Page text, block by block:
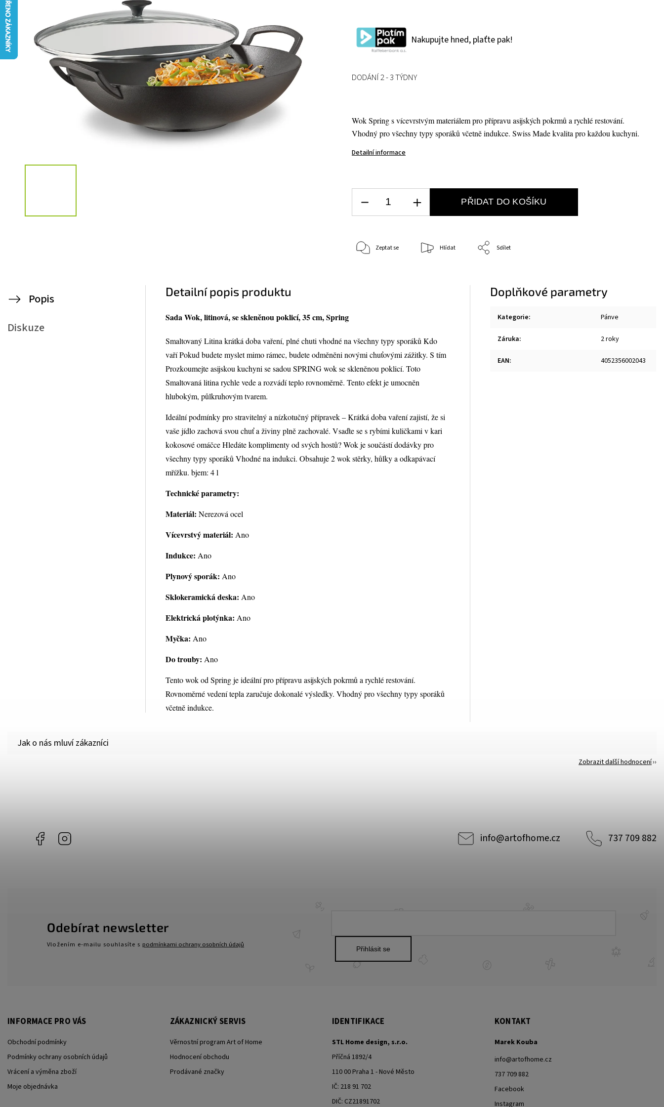
Nakupujte hned, plaťte pak!
Wok Spring s vícevrstvým materiálem pro přípravu asijských pokrmů a rychlé restování.
Vhodný pro všechny typy sporáků včetně indukce. Swiss Made kvalita pro každou kuchyni.
Detailní informace
DODÁNÍ 2 - 3 TÝDNY
PŘIDAT DO KOŠÍKU
Zeptat se Hlídat Sdílet
Popis
Diskuze
Detailní popis produktu
Sada Wok, litinová, se skleněnou poklicí, 35 cm, Spring
Smaltovaný Litina krátká doba vaření, plné chuti vhodné na všechny typy sporáků Kdo
vaří Pokud budete myslet mimo rámec, budete odměněni novými chuťovými zážitky. S tím
Prozkoumejte asijskou kuchyni se sadou SPRING wok se skleněnou poklicí. Toto
Smaltovaná litina rychle vede a rozvádí teplo rovnoměrně. Tento efekt je umocněn
hlubokým, půlkruhovým tvarem.
Ideální podmínky pro stravitelný a nízkotučný přípravek – Krátká doba vaření zajistí, že si
vaše jídlo zachová svou chuť a živiny plně zachovalé. Vsaďte se s rybími kuličkami v kari
kokosové omáčce Hledáte komplimenty od svých hostů? Wok je součástí dodávky pro
všechny typy sporáků Vhodné na indukci. Obsahuje 2 wok stěrky, hůlky a odkapávací
mřížku. bjem: 4 l
Technické parametry:
Materiál: Nerezová ocel
Vícevrstvý materiál: Ano
Indukce: Ano
Plynový sporák: Ano
Sklokeramická deska: Ano
Elektrická plotýnka: Ano
Myčka: Ano
Do trouby: Ano
Tento wok od Spring je ideální pro přípravu asijských pokrmů a rychlé restování.
Rovnoměrné vedení tepla zaručuje dokonalé výsledky. Vhodný pro všechny typy sporáků
včetně indukce.
Doplňkové parametry
Kategorie: Pánve
Záruka: 2 roky
EAN: 4052356002043
Zobrazit další hodnocení
Facebook info@artofhome.cz 737 709 882
Odebírat newsletter
Vložením e-mailu souhlasíte s podmínkami ochrany osobních údajů
Přihlásit se
INFORMACE PRO VÁS
Obchodní podmínky
Podmínky ochrany osobních údajů
Vrácení a výměna zboží
Moje objednávka
ZÁKAZNICKÝ SERVIS
Věrnostní program Art of Home
Hodnocení obchodu
Prodávané značky
IDENTIFIKACE
STL Home design, s.r.o.
Příčná 1892/4
110 00 Praha 1 - Nové Město
IČ: 218 91 702
DIČ: CZ21891702
KONTAKT
Marek Kouba
info@artofhome.cz
737 709 882
Facebook
Instagram